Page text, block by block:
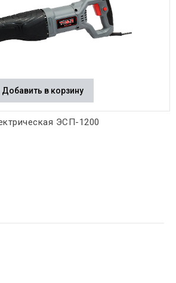
Добавить в корзину
ЭСП-1200